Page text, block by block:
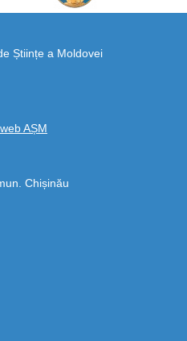
Științe a Moldovei
AȘM
Chișinău